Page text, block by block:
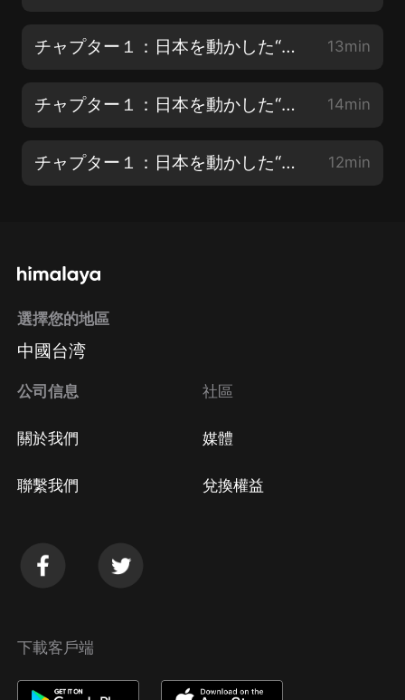
チャプター１：日本を動かした“怪物”たち（その２） 13min
チャプター１：日本を動かした“怪物”たち（その3） 14min
チャプター１：日本を動かした“怪物”たち（その4） 12min
選擇您的地區
中國台湾
公司信息
關於我們
聯繫我們
社區
媒體
兌換權益
下載客戶端